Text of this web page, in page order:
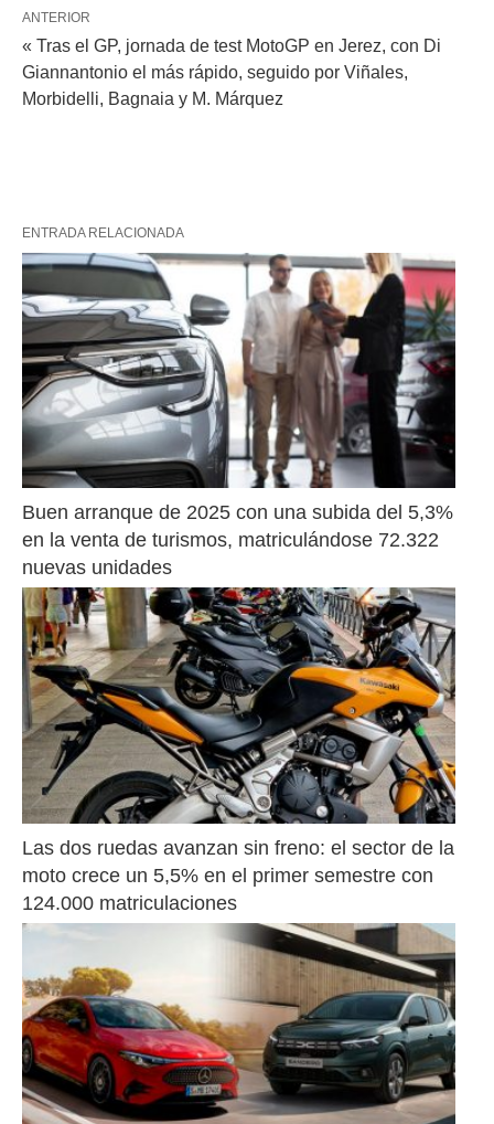
ANTERIOR
« Tras el GP, jornada de test MotoGP en Jerez, con Di
Giannantonio el más rápido, seguido por Viñales,
Morbidelli, Bagnaia y M. Márquez
ENTRADA RELACIONADA
Buen arranque de 2025 con una subida del 5,3%
en la venta de turismos, matriculándose 72.322
nuevas unidades
Las dos ruedas avanzan sin freno: el sector de la
moto crece un 5,5% en el primer semestre con
124.000 matriculaciones